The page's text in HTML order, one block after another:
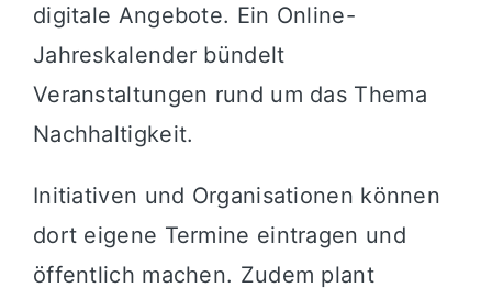
digitale Angebote. Ein Online-
Jahreskalender bündelt
Veranstaltungen rund um das Thema
Nachhaltigkeit.
Initiativen und Organisationen können
dort eigene Termine eintragen und
öffentlich machen. Zudem plant